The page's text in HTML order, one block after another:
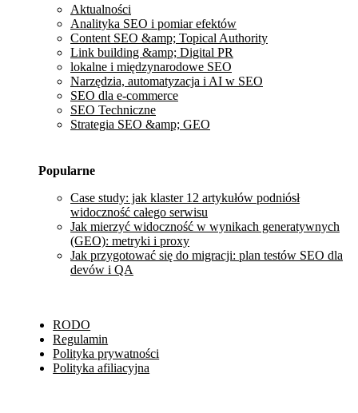
Aktualności
Analityka SEO i pomiar efektów
Content SEO &amp; Topical Authority
Link building &amp; Digital PR
lokalne i międzynarodowe SEO
Narzędzia, automatyzacja i AI w SEO
SEO dla e-commerce
SEO Techniczne
Strategia SEO &amp; GEO
Popularne
Case study: jak klaster 12 artykułów podniósł
widoczność całego serwisu
Jak mierzyć widoczność w wynikach generatywnych
(GEO): metryki i proxy
Jak przygotować się do migracji: plan testów SEO dla
devów i QA
RODO
Regulamin
Polityka prywatności
Polityka afiliacyjna